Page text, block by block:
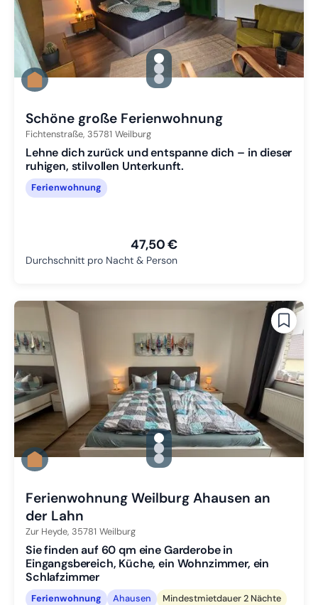
gallery.slide_selector
Zu Slide 1 wechseln
Zu Slide 2 wechseln
Zu Slide 3 wechseln
Schöne große Ferienwohnung
Fichtenstraße, 35781 Weilburg
Lehne dich zurück und entspanne dich – in dieser
ruhigen, stilvollen Unterkunft.
Ferienwohnung
47,50 €
Durchschnitt pro Nacht & Person
gallery.slide_selector
Zu Slide 1 wechseln
Zu Slide 2 wechseln
Zu Slide 3 wechseln
Ferienwohnung Weilburg Ahausen an
der Lahn
Zur Heyde, 35781 Weilburg
Sie finden auf 60 qm eine Garderobe in
Eingangsbereich, Küche, ein Wohnzimmer, ein
Schlafzimmer
Ferienwohnung Ahausen Mindestmietdauer 2 Nächte